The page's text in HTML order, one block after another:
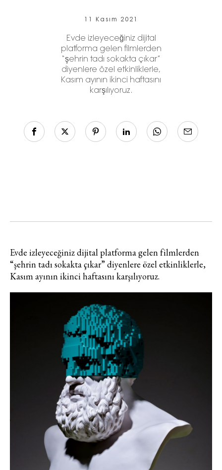
11 Kasım 2021
Evde izleyeceğiniz dijital
platforma gelen filmlerden
“şehrin tadı sokakta çıkar”
diyenlere özel etkinliklerle,
Kasım ayının ikinci haftasını
karşılıyoruz.
Evde izleyeceğiniz dijital platforma gelen filmlerden
“şehrin tadı sokakta çıkar” diyenlere özel etkinliklerle,
Kasım ayının ikinci haftasını karşılıyoruz.